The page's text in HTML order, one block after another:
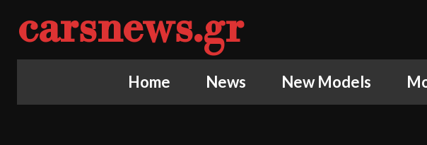
carsnews.gr
Home News New Models